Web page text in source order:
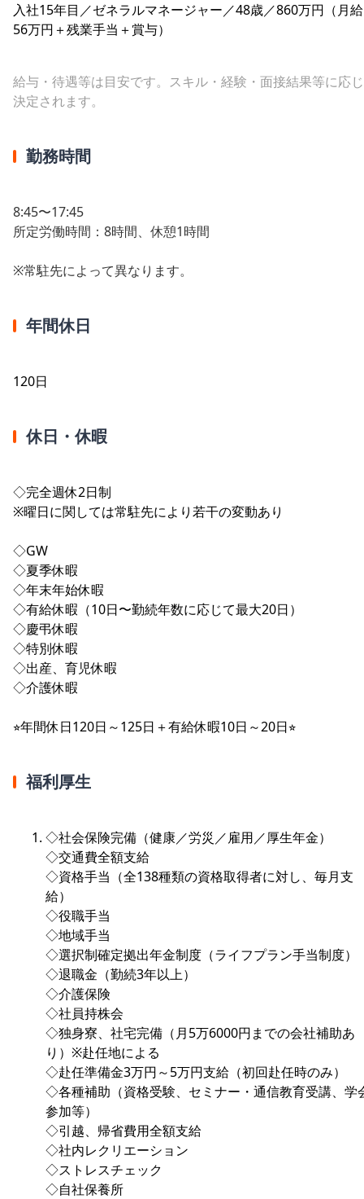
入社15年目／ゼネラルマネージャー／48歳／860万円（月給
56万円＋残業手当＋賞与）
給与・待遇等は目安です。スキル・経験・面接結果等に応
決定されます。
勤務時間
8:45〜17:45
所定労働時間：8時間、休憩1時間
※常駐先によって異なります。
年間休日
120日
休日・休暇
◇完全週休2日制
※曜日に関しては常駐先により若干の変動あり
◇GW
◇夏季休暇
◇年末年始休暇
◇有給休暇（10日〜勤続年数に応じて最大20日）
◇慶弔休暇
◇特別休暇
◇出産、育児休暇
◇介護休暇
⭐︎年間休日120日～125日＋有給休暇10日～20日⭐︎
福利厚生
◇社会保険完備（健康／労災／雇用／厚生年金）
◇交通費全額支給
◇資格手当（全138種類の資格取得者に対し、毎月支
給）
◇役職手当
◇地域手当
◇選択制確定拠出年金制度（ライフプラン手当制度）
◇退職金（勤続3年以上）
◇介護保険
◇社員持株会
◇独身寮、社宅完備（月5万6000円までの会社補助あ
り）※赴任地による
◇赴任準備金3万円～5万円支給（初回赴任時のみ）
◇各種補助（資格受験、セミナー・通信教育受講、学
参加等）
◇引越、帰省費用全額支給
◇社内レクリエーション
◇ストレスチェック
◇自社保養所